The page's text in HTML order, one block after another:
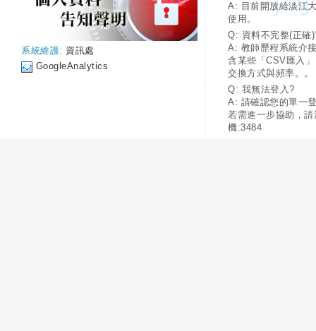
系統維護: 資訊處
GoogleAnalytics
A: 目前開放給淡江
使用。
Q: 資料不完整(正確
A: 教師歷程系統介
含某些「CSV匯入
交換方式與頻率。。
Q: 我無法登入?
A: 請確認您的單一
若需進一步協助，
機:3484